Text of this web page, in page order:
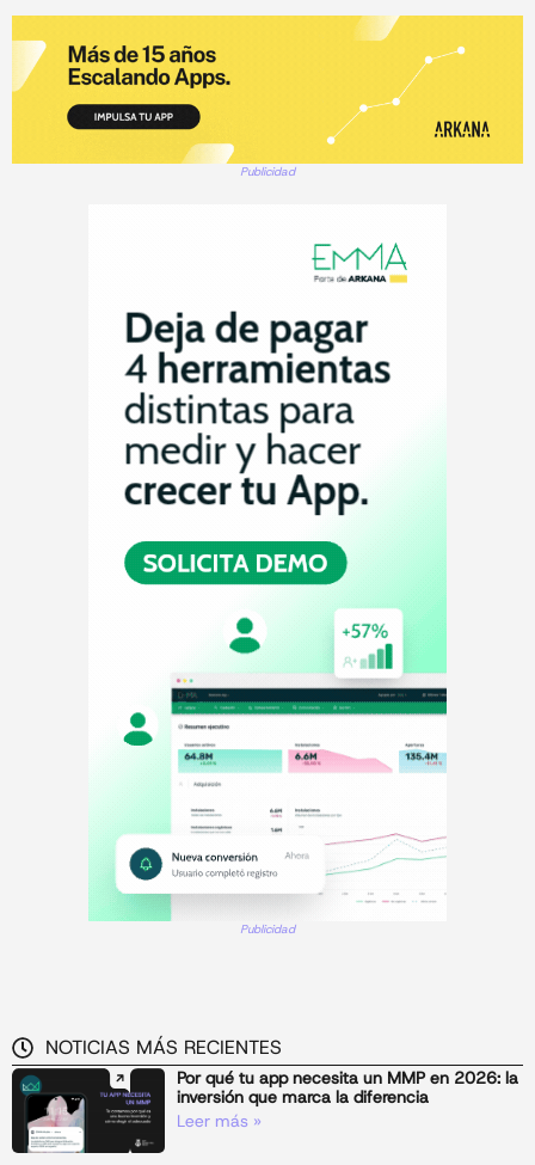
Publicidad
Publicidad
NOTICIAS MÁS RECIENTES
Por qué tu app necesita un MMP en 2026: la
inversión que marca la diferencia
Leer más »